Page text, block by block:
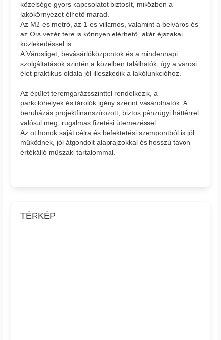
közelsége gyors kapcsolatot biztosít, miközben a
lakókörnyezet élhető marad.
Az M2-es metró, az 1-es villamos, valamint a belváros és
az Örs vezér tere is könnyen elérhető, akár éjszakai
közlekedéssel is.
A Városliget, bevásárlóközpontok és a mindennapi
szolgáltatások szintén a közelben találhatók, így a városi
élet praktikus oldala jól illeszkedik a lakófunkcióhoz.
Az épület teremgarázsszinttel rendelkezik, a
parkolóhelyek és tárolók igény szerint vásárolhatók. A
beruházás projektfinanszírozott, biztos pénzügyi háttérrel
valósul meg, rugalmas fizetési ütemezéssel.
Az otthonok saját célra és befektetési szempontból is jól
működnek, jól átgondolt alaprajzokkal és hosszú távon
értékálló műszaki tartalommal.
TÉRKÉP